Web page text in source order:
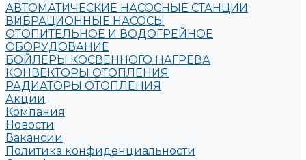
АВТОМАТИЧЕСКИЕ НАСОСНЫЕ СТАНЦИИ
ВИБРАЦИОННЫЕ НАСОСЫ
ОТОПИТЕЛЬНОЕ И ВОДОГРЕЙНОЕ
ОБОРУДОВАНИЕ
БОЙЛЕРЫ КОСВЕННОГО НАГРЕВА
КОНВЕКТОРЫ ОТОПЛЕНИЯ
РАДИАТОРЫ ОТОПЛЕНИЯ
Акции
Компания
Новости
Вакансии
Политика конфиденциальности